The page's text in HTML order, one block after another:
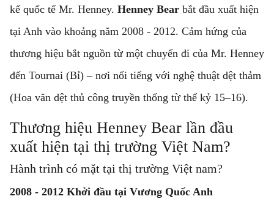
kế quốc tế Mr. Henney. Henney Bear bắt đầu xuất hiện
tại Anh vào khoảng năm 2008 - 2012. Cảm hứng của
thương hiệu bắt nguồn từ một chuyến đi của Mr. Henney
đến Tournai (Bỉ) – nơi nổi tiếng với nghệ thuật dệt thảm
(Hoa văn dệt thủ công truyền thống từ thế kỷ 15–16).
Thương hiệu Henney Bear lần đầu
xuất hiện tại thị trường Việt Nam?
Hành trình có mặt tại thị trường Việt nam?
2008 - 2012 Khởi đầu tại Vương Quốc Anh